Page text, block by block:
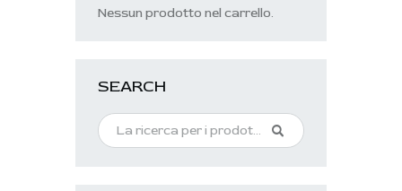
Nessun prodotto nel carrello.
SEARCH